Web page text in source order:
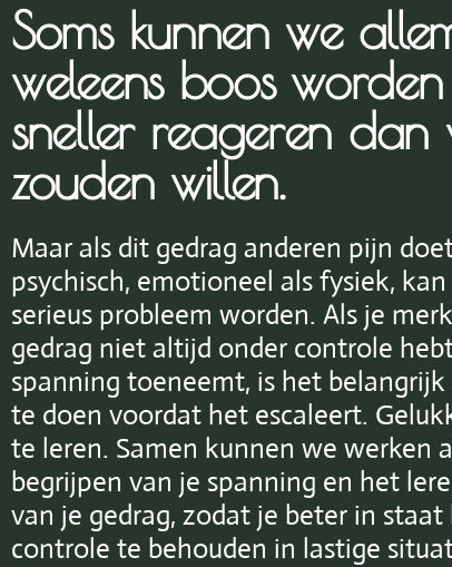
Soms kunnen we
weleens boos
sneller reageren dan
zouden willen.
Maar als dit gedrag anderen pijn
psychisch, emotioneel als fysiek,
serieus probleem worden. Als je
gedrag niet altijd onder controle
spanning toeneemt, is het belangrijk
te doen voordat het escaleert.
te leren. Samen kunnen we werken
begrijpen van je spanning en het
van je gedrag, zodat je beter in
controle te behouden in lastige